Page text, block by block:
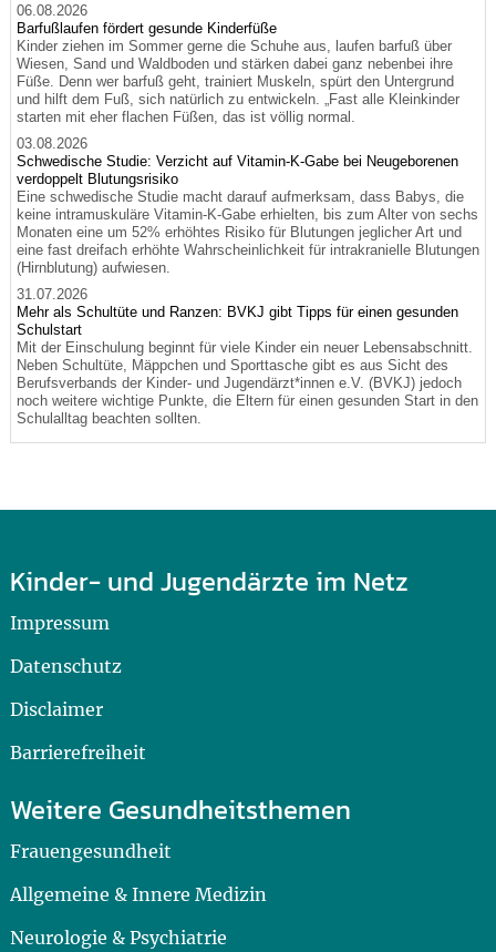
06.08.2026
Barfußlaufen fördert gesunde Kinderfüße
Kinder ziehen im Sommer gerne die Schuhe aus, laufen barfuß über
Wiesen, Sand und Waldboden und stärken dabei ganz nebenbei ihre
Füße. Denn wer barfuß geht, trainiert Muskeln, spürt den Untergrund
und hilft dem Fuß, sich natürlich zu entwickeln. „Fast alle Kleinkinder
starten mit eher flachen Füßen, das ist völlig normal.
03.08.2026
Schwedische Studie: Verzicht auf Vitamin-K-Gabe bei Neugeborenen
verdoppelt Blutungsrisiko
Eine schwedische Studie macht darauf aufmerksam, dass Babys, die
keine intramuskuläre Vitamin-K-Gabe erhielten, bis zum Alter von sechs
Monaten eine um 52% erhöhtes Risiko für Blutungen jeglicher Art und
eine fast dreifach erhöhte Wahrscheinlichkeit für intrakranielle Blutungen
(Hirnblutung) aufwiesen.
31.07.2026
Mehr als Schultüte und Ranzen: BVKJ gibt Tipps für einen gesunden
Schulstart
Mit der Einschulung beginnt für viele Kinder ein neuer Lebensabschnitt.
Neben Schultüte, Mäppchen und Sporttasche gibt es aus Sicht des
Berufsverbands der Kinder- und Jugendärzt*innen e.V. (BVKJ) jedoch
noch weitere wichtige Punkte, die Eltern für einen gesunden Start in den
Schulalltag beachten sollten.
Kinder- und Jugendärzte im Netz
Impressum
Datenschutz
Disclaimer
Barrierefreiheit
Weitere Gesundheitsthemen
Frauengesundheit
Allgemeine & Innere Medizin
Neurologie & Psychiatrie